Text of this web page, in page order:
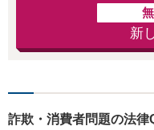
新
詐欺・消費者問題の法律